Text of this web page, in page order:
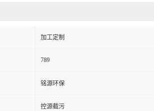
加工定制
789
铭源环保
控源截污